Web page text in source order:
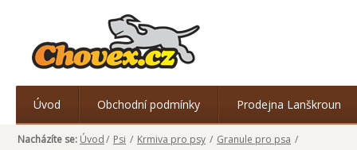
Úvod Obchodní podmínky Prodejna Lanškroun
Nacházíte se: Úvod/ Psi / Krmiva pro psy / Granule pro psa /